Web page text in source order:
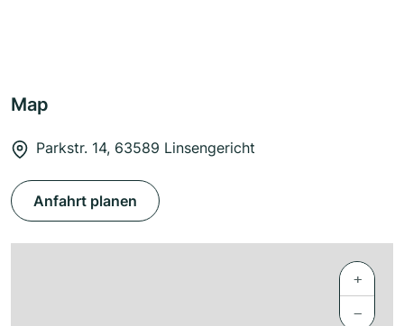
Map
Parkstr. 14, 63589 Linsengericht
Anfahrt planen
+
−